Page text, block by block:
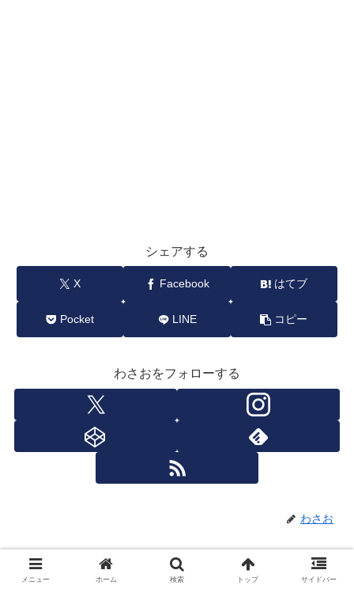
シェアする
X Facebook はてブ
Pocket LINE コピー
わさおをフォローする
わさお
関連記事
メニュー ホーム 検索 トップ サイドバー